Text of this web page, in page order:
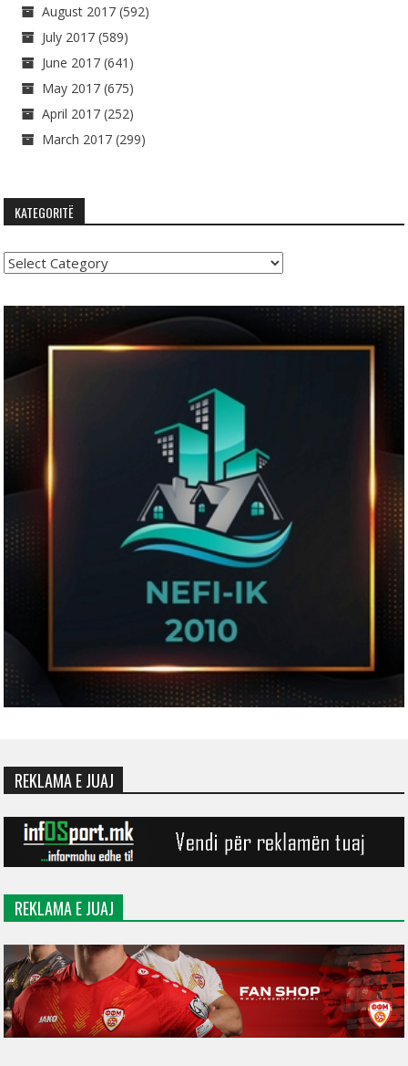
August 2017 (592)
July 2017 (589)
June 2017 (641)
May 2017 (675)
April 2017 (252)
March 2017 (299)
KATEGORITË
Kategoritë
REKLAMA E JUAJ
REKLAMA E JUAJ